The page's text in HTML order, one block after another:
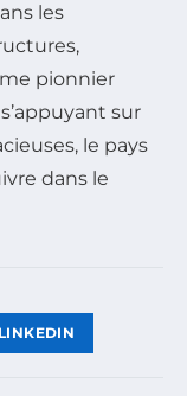
les
pionnier
s’appuyant sur
le pays
dans le
LINKEDIN